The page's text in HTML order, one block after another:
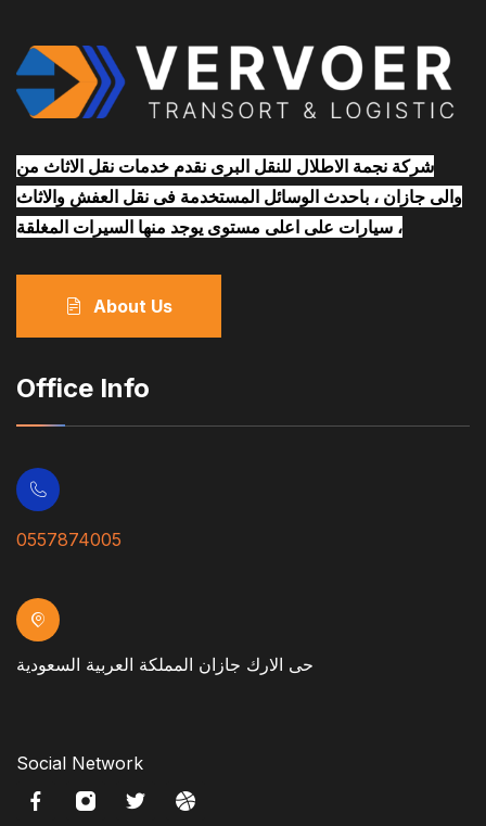
شركة نجمة الاطلال للنقل البرى نقدم خدمات نقل الاثاث من
والى جازان ، باحدث الوسائل المستخدمة فى نقل العفش والاثاث
، سيارات على اعلى مستوى يوجد منها السيرات المغلقة
About Us
Office Info
0557874005
حى الارك جازان المملكة العربية السعودية
Social Network